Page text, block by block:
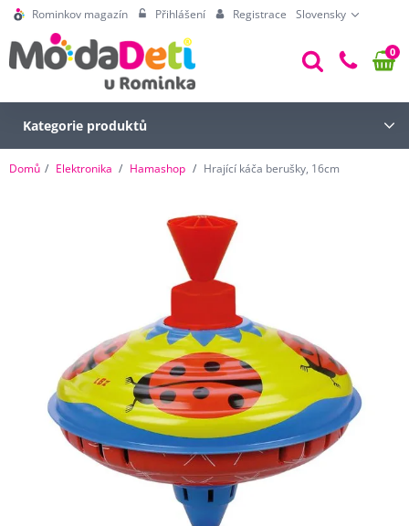
Rominkov magazín Přihlášení Registrace Slovensky
0
Kategorie produktů
Domů Elektronika Hamashop Hrající káča berušky, 16cm